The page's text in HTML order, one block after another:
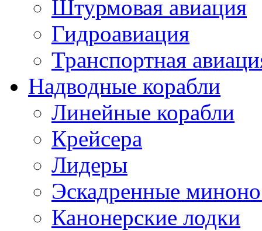
Штурмовая авиация
Гидроавиация
Транспортная
Надводные корабли
Линейные корабли
Крейсера
Лидеры
Эскадренные
Канонерские лодки